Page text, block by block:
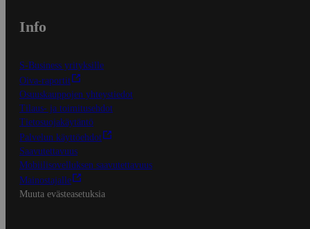
Info
S-Business yrityksille
Oiva-raportit
Osuuskauppojen yhteystiedot
Tilaus- ja toimitusehdot
Tietosuojakäytäntö
Palvelun käyttöehdot
Saavutettavuus
Mobiilisovelluksen saavutettavuus
Mainostajalle
Muuta evästeasetuksia